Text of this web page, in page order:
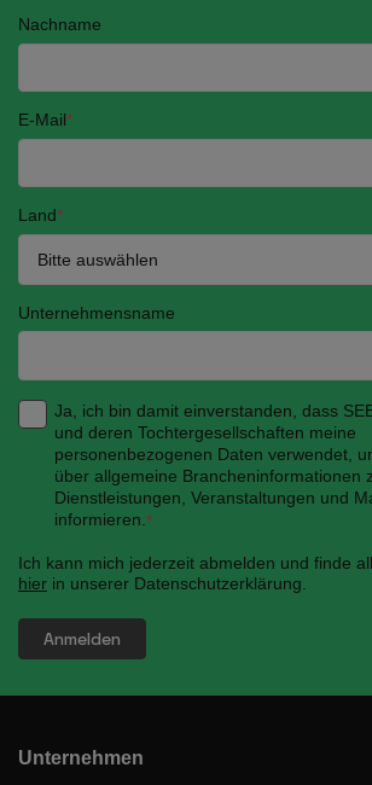
Nachname
E-Mail*
Land*
Unternehmensname
Ja, ich bin damit einverstanden, dass
und deren Tochtergesellschaften meine
personenbezogenen Daten verwendet,
über allgemeine Brancheninformationen
Dienstleistungen, Veranstaltungen und
informieren. *
Ich kann mich jederzeit abmelden und finde
hier in unserer Datenschutzerklärung.
Unternehmen